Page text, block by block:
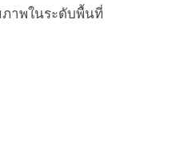
ภาพในระดับพื้นที่